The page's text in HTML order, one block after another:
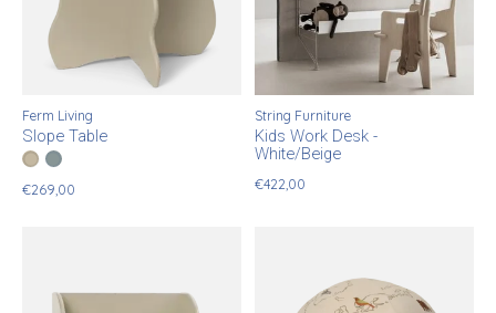
Ferm Living
Slope Table
Color: *
Cashmere
Storm
€269,00
String Furniture
Kids Work Desk -
White/Beige
€422,00